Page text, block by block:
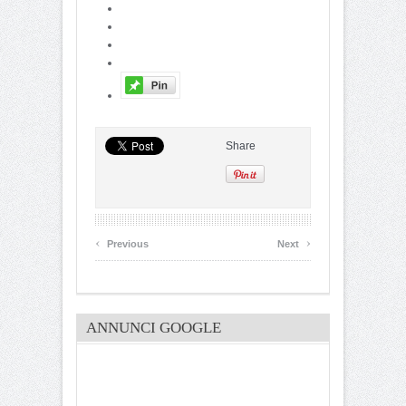
Share
‹ Previous Next ›
ANNUNCI GOOGLE